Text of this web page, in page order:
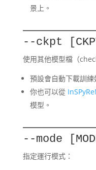
景上。
--ckpt
使用其他模型檔（
預設會自動下載訓練
你也可以從
模型。
--mode
指定運行模式：